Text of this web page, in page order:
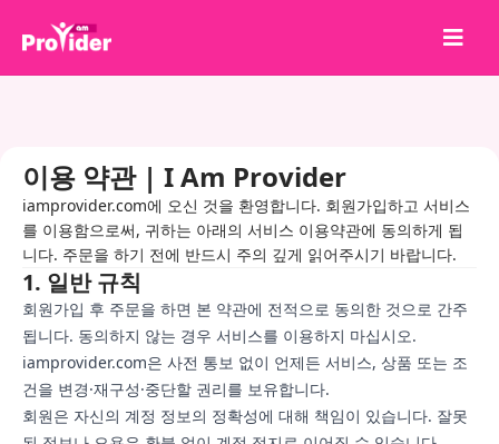
로그인
회원가입
서비스
API
이용약관
블로그
이용 약관 | I Am Provider
iamprovider.com에 오신 것을 환영합니다. 회원가입하고 서비스
를 이용함으로써, 귀하는 아래의 서비스 이용약관에 동의하게 됩
니다. 주문을 하기 전에 반드시 주의 깊게 읽어주시기 바랍니다.
1. 일반 규칙
회원가입 후 주문을 하면 본 약관에 전적으로 동의한 것으로 간주
됩니다. 동의하지 않는 경우 서비스를 이용하지 마십시오.
iamprovider.com은 사전 통보 없이 언제든 서비스, 상품 또는 조
건을 변경·재구성·중단할 권리를 보유합니다.
회원은 자신의 계정 정보의 정확성에 대해 책임이 있습니다. 잘못